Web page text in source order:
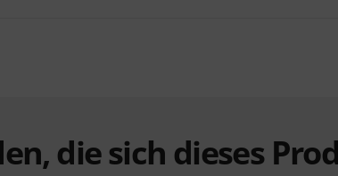
die sich dieses